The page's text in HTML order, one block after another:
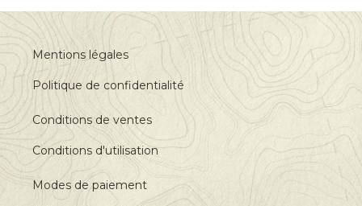
Mentions légales
Politique de confidentialité
Conditions de ventes
Conditions d'utilisation
Modes de paiement